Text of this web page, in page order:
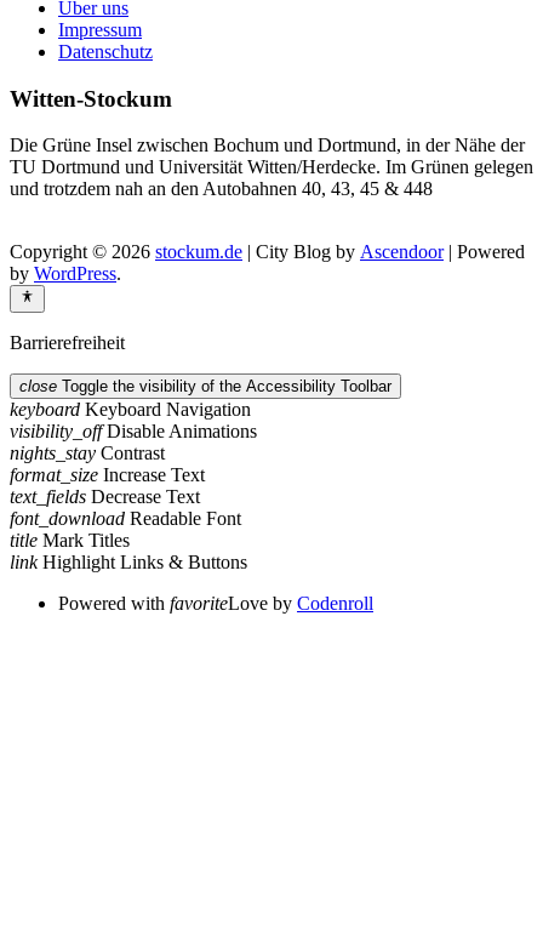
Über uns
Impressum
Datenschutz
Witten-Stockum
Die Grüne Insel zwischen Bochum und Dortmund, in der Nähe der
TU Dortmund und Universität Witten/Herdecke. Im Grünen gelegen
und trotzdem nah an den Autobahnen 40, 43, 45 & 448
Copyright © 2026 stockum.de | City Blog by Ascendoor| Powered
by WordPress.
Barrierefreiheit
close Toggle the visibility of the Accessibility Toolbar
keyboard Keyboard Navigation
visibility_off Disable Animations
nights_stay Contrast
format_size Increase Text
text_fields Decrease Text
font_download Readable Font
title Mark Titles
link Highlight Links & Buttons
Powered with favoriteLove by Codenroll